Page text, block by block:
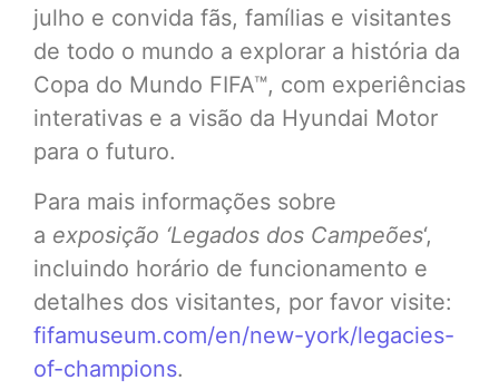
julho e convida fãs, famílias e visitantes
de todo o mundo a explorar a história da
Copa do Mundo FIFA™, com experiências
interativas e a visão da Hyundai Motor
para o futuro.
Para mais informações sobre
a exposição ‘Legados dos Campeões‘,
incluindo horário de funcionamento e
detalhes dos visitantes, por favor visite:
fifamuseum.com/en/new-york/legacies-
of-champions.